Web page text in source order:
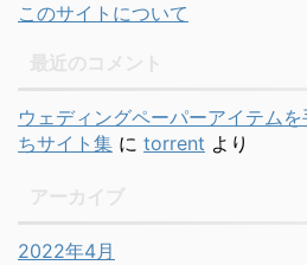
このサイトについて
ウェディングペーパーアイテム
ちサイト集 に torrent より
2022年4月